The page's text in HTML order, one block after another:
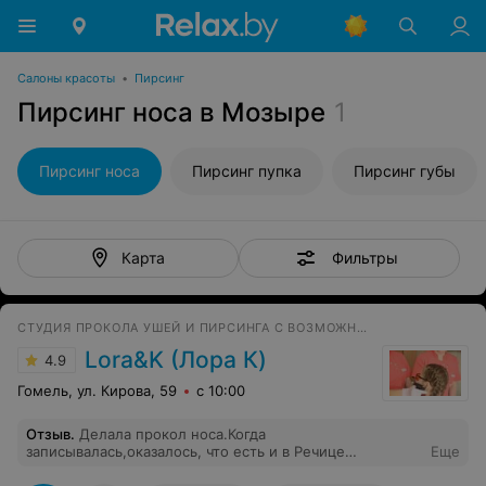
Салоны красоты • Пирсинг
Пирсинг носа в Мозыре 1
Пирсинг носа Пирсинг пупка Пирсинг губы
Карта Фильтры
СТУДИЯ ПРОКОЛА УШЕЙ И ПИРСИНГА С ВОЗМОЖНОСТЬЮ ВЫЕЗДА НА ДОМ
4.9 Lora&K (Лора К)
Гомель, ул. Кирова, 59 с 10:00
Отзыв. Делала прокол носа.Когда
записывалась,оказалось, что есть и в Речице
Еще